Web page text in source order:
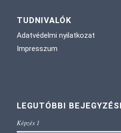
TUDNIVALÓK
Adatvédelmi nyilatkozat
Impresszum
LEGUTÓBBI
Képzés 1